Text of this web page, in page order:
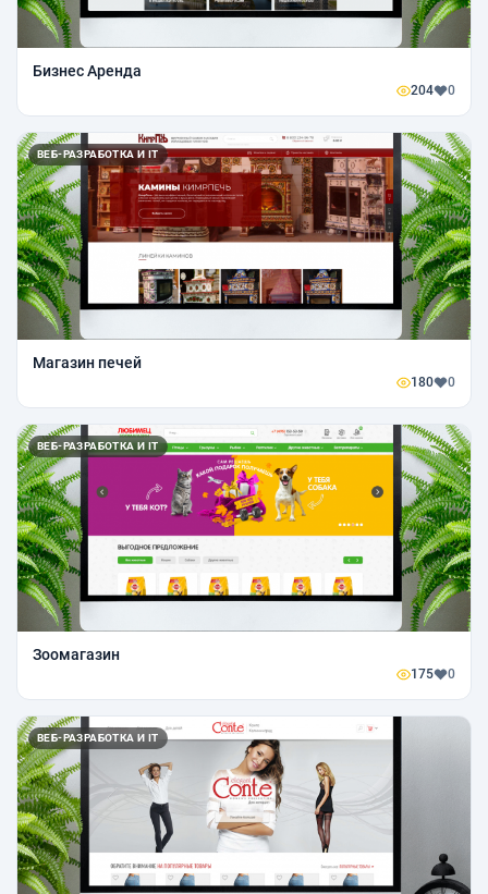
Бизнес Аренда
204 0
ВЕБ-РАЗРАБОТКА И IT
Магазин печей
180 0
ВЕБ-РАЗРАБОТКА И IT
Зоомагазин
175 0
ВЕБ-РАЗРАБОТКА И IT